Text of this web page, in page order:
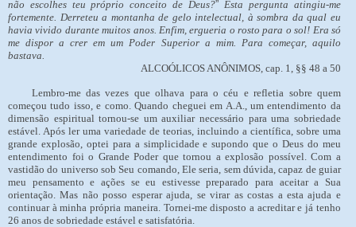
não escolhes teu próprio conceito de Deus?” Esta pergunta atingiu-me
fortemente. Derreteu a montanha de gelo intelectual, à sombra da qual eu
havia vivido durante muitos anos. Enfim, ergueria o rosto para o sol! Era só
me dispor a crer em um Poder Superior a mim. Para começar, aquilo
bastava.
ALCOÓLICOS ANÔNIMOS, cap. 1, §§ 48 a 50
Lembro-me das vezes que olhava para o céu e refletia sobre quem
começou tudo isso, e como. Quando cheguei em A.A., um entendimento da
dimensão espiritual tornou-se um auxiliar necessário para uma sobriedade
estável. Após ler uma variedade de teorias, incluindo a científica, sobre uma
grande explosão, optei para a simplicidade e supondo que o Deus do meu
entendimento foi o Grande Poder que tornou a explosão possível. Com a
vastidão do universo sob Seu comando, Ele seria, sem dúvida, capaz de guiar
meu pensamento e ações se eu estivesse preparado para aceitar a Sua
orientação. Mas não posso esperar ajuda, se virar as costas a esta ajuda e
continuar à minha própria maneira. Tornei-me disposto a acreditar e já tenho
26 anos de sobriedade estável e satisfatória.